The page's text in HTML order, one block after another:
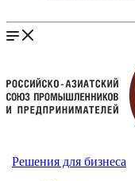
Решения для бизнеса